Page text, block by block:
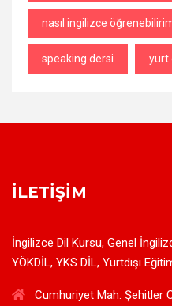
nasıl ingilizce
speaking dersi yurt
İLETIŞIM
İngilizce Dil Kursu, Genel
YÖKDİL, YKS DİL, Yurtdışı
Cumhuriyet Mah. Şehitler